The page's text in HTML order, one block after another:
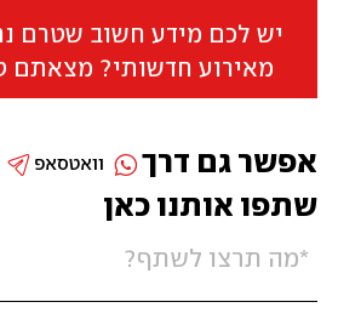
יש לכם מידע חשוב שטרם
מאירוע חדשותי? מצאתם
שתפו אותנו כאן
אפשר גם דרך וואטסאפ